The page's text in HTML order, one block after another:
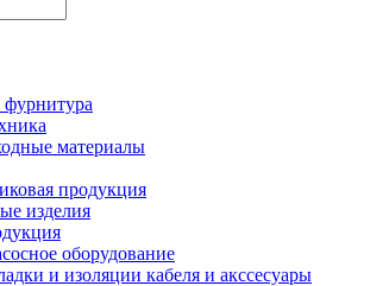
фурнитура
материалы
продукция
изделия
оборудование
и изоляции кабеля и акссесуары